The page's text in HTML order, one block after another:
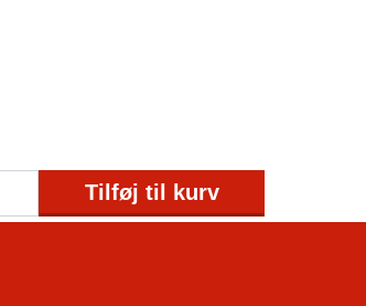
Tilføj til kurv